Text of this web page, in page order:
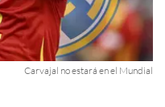
Carvajal no estará en el Mundial